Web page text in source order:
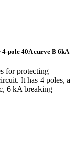
pole 40A curve B 6kA
for protecting
It has 4 poles, a
6 kA breaking